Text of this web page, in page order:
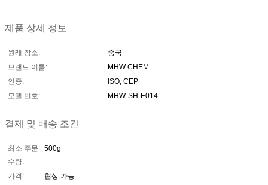
제품 상세 정보
원래 장소:
중국
브랜드 이름:
MHW CHEM
인증:
ISO, CEP
모델 번호:
MHW-SH-E014
결제 및 배송 조건
최소 주문
수량:
500g
가격:
협상 가능